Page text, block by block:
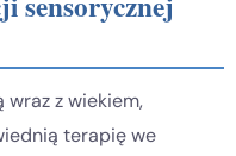
wraz z wiekiem,
terapię we